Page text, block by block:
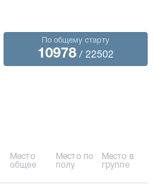
По общему старту
10978 / 22502
Место
общее
Место по
полу
Место в
группе